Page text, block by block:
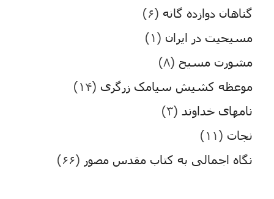
گناهان دوازده گانه (۶)
مسیحیت در ایران (۱)
مشورت مسیح (۸)
موعظه کشیش سیامک زرگری (۱۴)
نامهای خداوند (۳)
نجات (۱۱)
نگاه اجمالی به کتاب مقدس مصور (۶۶)